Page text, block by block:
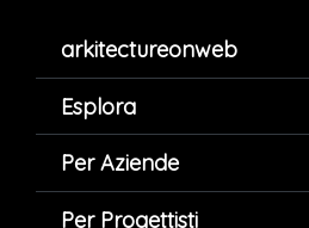
arkitectureonweb
Esplora
Per Aziende
Per Progettisti